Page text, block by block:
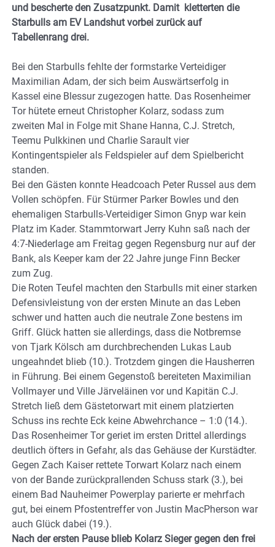
und bescherte den Zusatzpunkt. Damit kletterten die
Starbulls am EV Landshut vorbei zurück auf
Tabellenrang drei.
Bei den Starbulls fehlte der formstarke Verteidiger
Maximilian Adam, der sich beim Auswärtserfolg in
Kassel eine Blessur zugezogen hatte. Das Rosenheimer
Tor hütete erneut Christopher Kolarz, sodass zum
zweiten Mal in Folge mit Shane Hanna, C.J. Stretch,
Teemu Pulkkinen und Charlie Sarault vier
Kontingentspieler als Feldspieler auf dem Spielbericht
standen.
Bei den Gästen konnte Headcoach Peter Russel aus dem
Vollen schöpfen. Für Stürmer Parker Bowles und den
ehemaligen Starbulls-Verteidiger Simon Gnyp war kein
Platz im Kader. Stammtorwart Jerry Kuhn saß nach der
4:7-Niederlage am Freitag gegen Regensburg nur auf der
Bank, als Keeper kam der 22 Jahre junge Finn Becker
zum Zug.
Die Roten Teufel machten den Starbulls mit einer starken
Defensivleistung von der ersten Minute an das Leben
schwer und hatten auch die neutrale Zone bestens im
Griff. Glück hatten sie allerdings, dass die Notbremse
von Tjark Kölsch am durchbrechenden Lukas Laub
ungeahndet blieb (10.). Trotzdem gingen die Hausherren
in Führung. Bei einem Gegenstoß bereiteten Maximilian
Vollmayer und Ville Järveläinen vor und Kapitän C.J.
Stretch ließ dem Gästetorwart mit einem platzierten
Schuss ins rechte Eck keine Abwehrchance – 1:0 (14.).
Das Rosenheimer Tor geriet im ersten Drittel allerdings
deutlich öfters in Gefahr, als das Gehäuse der Kurstädter.
Gegen Zach Kaiser rettete Torwart Kolarz nach einem
von der Bande zurückprallenden Schuss stark (3.), bei
einem Bad Nauheimer Powerplay parierte er mehrfach
gut, bei einem Pfostentreffer von Justin MacPherson war
auch Glück dabei (19.).
Nach der ersten Pause blieb Kolarz Sieger gegen den frei